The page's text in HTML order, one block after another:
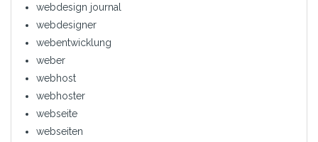
webdesign journal
webdesigner
webentwicklung
weber
webhost
webhoster
webseite
webseiten